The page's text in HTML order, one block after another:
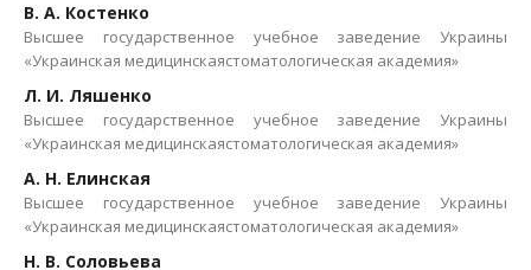
В. А. Костенко
Высшее государственное учебное заведение Украины
«Украинская медицинскаястоматологическая академия»
Л. И. Ляшенко
Высшее государственное учебное заведение Украины
«Украинская медицинскаястоматологическая академия»
А. Н. Елинская
Высшее государственное учебное заведение Украины
«Украинская медицинскаястоматологическая академия»
Н. В. Соловьева